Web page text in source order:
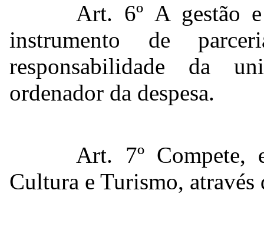
Art. 6º A gestão
instrumento de
responsabilidade da
ordenador da despesa.
Art. 7º Compete,
Cultura e Turismo, através